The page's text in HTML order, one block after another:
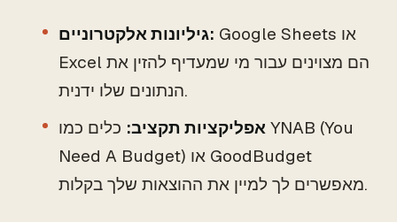
גיליונות אלקטרוניים: Google Sheets או
Excel הם מצוינים עבור מי שמעדיף להזין את
הנתונים שלו ידנית.
אפליקציות תקציב: כלים כמו YNAB (You
Need A Budget) או GoodBudget
מאפשרים לך למיין את ההוצאות שלך בקלות.